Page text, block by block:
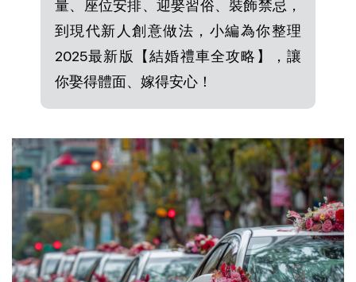
量、座位安排、迎娶習俗、裝飾禁忌，
到現代新人創意做法，小編為你整理
2025最新版【結婚禮車全攻略】，讓
你娶得體面、嫁得安心！